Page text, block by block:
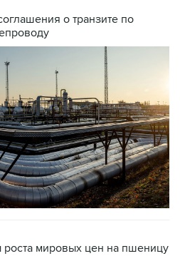
о транзите по
мировых цен на пшеницу